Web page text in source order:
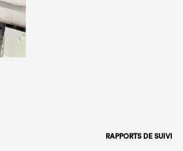
RAPPORTS DE SUIVI